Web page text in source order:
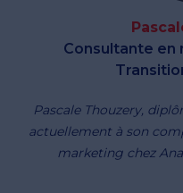
Consultante en
Pascale Thouzery,
actuellement à son
marketing chez